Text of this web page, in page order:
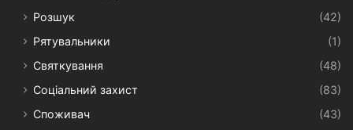
Розшук
(42)
Рятувальники
(1)
Святкування
(48)
Соціальний захист
(83)
Споживач
(43)